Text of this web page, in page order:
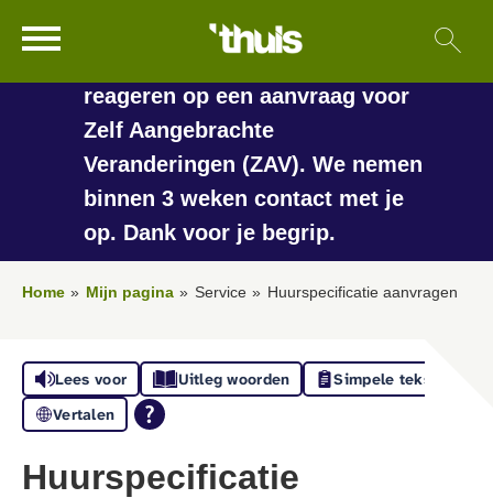
Naar hoofdinhoud
Naar hoofdnavigatiemenu
Naar zoeken
Naar de homepage
Ga naar Hoofd
langer duren voordat we
reageren op een aanvraag voor
Zelf Aangebrachte
Veranderingen (ZAV). We nemen
binnen 3 weken contact met je
op. Dank voor je begrip.
Home Mijn pagina Service Huurspecificatie aanvragen
Lees voor Uitleg woorden
Simpele tekst
Vertalen
Huurspecificatie